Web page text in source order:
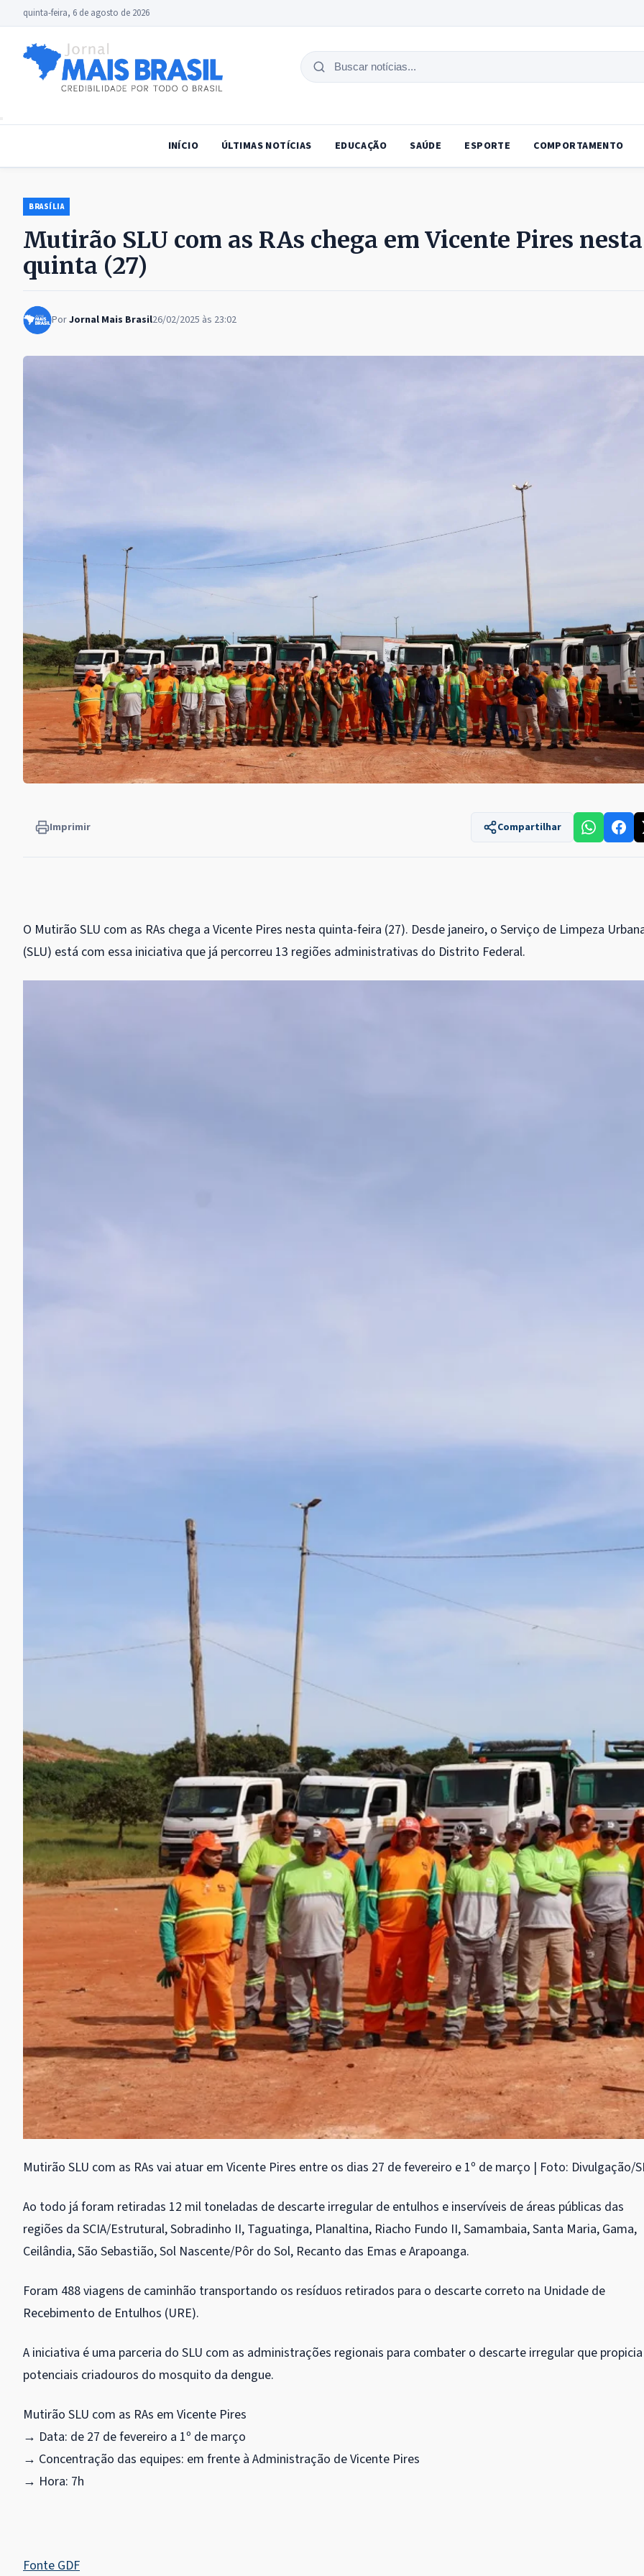
quinta-feira, 6 de agosto de 2026
Buscar
INÍCIO ÚLTIMAS NOTÍCIAS EDUCAÇÃO SAÚDE ESPORTE COMPORTAMENTO
BRASÍLIA
Mutirão SLU com as RAs chega em Vicente Pires nesta
quinta (27)
PorJornal Mais Brasil26/02/2025 às 23:02
Imprimir Compartilhar
O Mutirão SLU com as RAs chega a Vicente Pires nesta quinta-feira (27). Desde janeiro, o Serviço de Limpeza
(SLU) está com essa iniciativa que já percorreu 13 regiões administrativas do Distrito Federal.
Mutirão SLU com as RAs vai atuar em Vicente Pires entre os dias 27 de fevereiro e 1º de março | Foto: Divulgação/
Ao todo já foram retiradas 12 mil toneladas de descarte irregular de entulhos e inservíveis de áreas públicas das
regiões da SCIA/Estrutural, Sobradinho II, Taguatinga, Planaltina, Riacho Fundo II, Samambaia, Santa Maria, Gama,
Ceilândia, São Sebastião, Sol Nascente/Pôr do Sol, Recanto das Emas e Arapoanga.
Foram 488 viagens de caminhão transportando os resíduos retirados para o descarte correto na Unidade de
Recebimento de Entulhos (URE).
A iniciativa é uma parceria do SLU com as administrações regionais para combater o descarte irregular que propicia
potenciais criadouros do mosquito da dengue.
Mutirão SLU com as RAs em Vicente Pires
→ Data: de 27 de fevereiro a 1º de março
→ Concentração das equipes: em frente à Administração de Vicente Pires
→ Hora: 7h
Fonte GDF